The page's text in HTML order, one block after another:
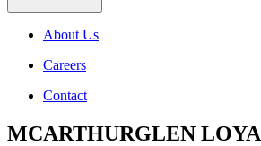
About Us
Careers
Contact
MCARTHURGLEN